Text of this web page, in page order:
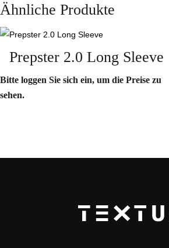
Ähnliche Produkte
Prepster 2.0 Long Sleeve
Bitte loggen Sie sich ein, um die Preise zu
sehen.